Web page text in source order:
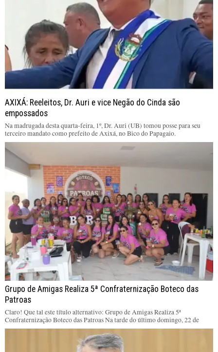
AXIXÁ: Reeleitos, Dr. Auri e vice Negão do Cinda são
empossados
Na madrugada desta quarta-feira, 1º, Dr. Auri (UB) tomou posse para seu
terceiro mandato como prefeito de Axixá, no Bico do Papagaio.
Grupo de Amigas Realiza 5ª Confraternização Boteco das
Patroas
Claro! Que tal este título alternativo: Grupo de Amigas Realiza 5ª
Confraternização Boteco das Patroas Na tarde do último domingo, 22 de